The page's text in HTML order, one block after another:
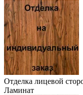
Отделка лицевой
Ламинат